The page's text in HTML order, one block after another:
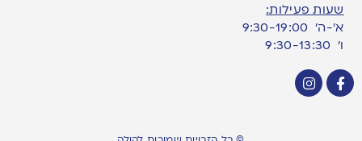
שעות פעילות:
א’-ה’ 9:30-19:00
ו׳ 9:30-13:30